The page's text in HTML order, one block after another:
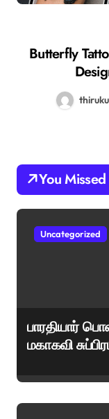
Butterfly
You Missed
Uncategorized
பாரதியார்
மகாகவி